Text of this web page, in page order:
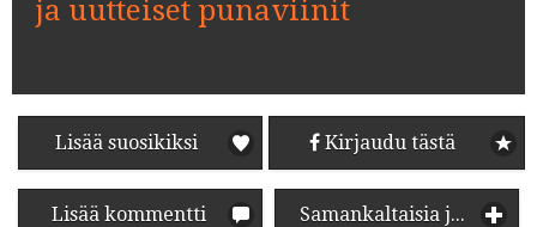
ja uutteiset punaviinit
Lisää suosikiksi Kirjaudu tästä
Lisää kommentti Samankaltaisia juomia